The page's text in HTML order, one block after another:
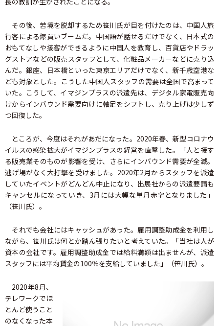
その後、苦境を脱却するため笹川氏が目を付けたのは、中国人旅
行客による爆買いブームだ。中国語が話せるだけでなく、日本式の
おもてなしや接客ができるように中国人を教育し、百貨店やドラッ
グストアなどの販売スタッフとして、化粧品メーカーなどに売り込
んだ。銀座、日本橋といった東京エリアだけでなく、新千歳空港な
ども対象とした。こうした中国人スタッフの需要は全国で高まって
いた。こうして、イマジンプラスの派遣先は、デジタル家電販売向
けからインバウンド需要向けに軸足をシフトし、売り上げは少しず
つ回復した。
ところが、今度はそれがあだになった。2020年春、新型コロナウ
イルスの感染拡大がイマジンプラスの経営を直撃した。「人と接す
る販売業そのものが影響を受け、さらにインバウンド需要が全滅。
逃げ場がなく大打撃を受けました。2020年2月からスタッフを派遣
していたイベントがどんどん中止になり、出展社からの派遣要請も
キャンセルになっていき、3月には大幅な単月赤字となりました」
（笹川氏）。
それでも会社にはキャッシュがあった。雇用調整助成金を利用し
ながら、笹川氏は何とか踏ん張りたいと考えていた。「当社は人が
資本の会社です。雇用調整助成金では給料満額は出ませんが、派遣
スタッフには平均賃金の100％を支給していました」（笹川氏）。
2020年8月、
テレワークでほ
とんど使うこと
のなくなった本